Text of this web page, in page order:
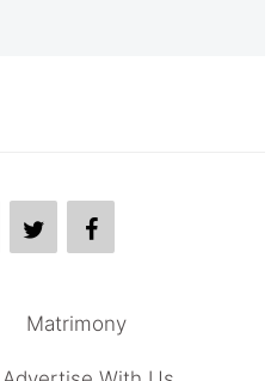
Matrimony